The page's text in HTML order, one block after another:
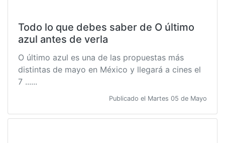
Todo lo que debes saber de O último
azul antes de verla
O último azul es una de las propuestas más
distintas de mayo en México y llegará a cines el
7 ......
Publicado el Martes 05 de Mayo